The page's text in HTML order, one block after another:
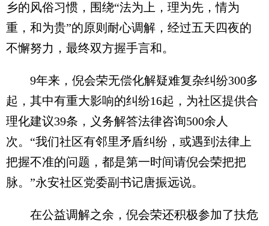
乡的风俗习惯，围绕“法为上，理为先，情为
重，和为贵”的原则耐心调解，经过五天四夜的
不懈努力，最终双方握手言和。
9年来，倪会荣无偿化解疑难复杂纠纷300多
起，其中有重大影响的纠纷16起，为社区提供合
理化建议39条，义务解答法律咨询500余人
次。“我们社区有邻里矛盾纠纷，或遇到法律上
把握不准的问题，都是第一时间请倪会荣把把
脉。”永安社区党委副书记唐振远说。
在公益调解之余，倪会荣还积极参加了扶危